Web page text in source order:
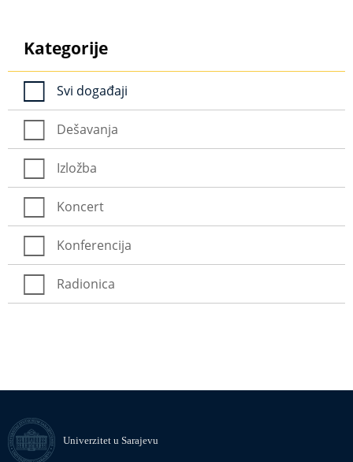
Kategorije
Svi događaji
Dešavanja
Izložba
Koncert
Konferencija
Radionica
Univerzitet u Sarajevu